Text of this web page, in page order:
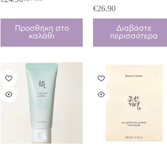
Original
was:
€27.90.
Η
τιμή
είναι:
€24.90.
Προσθήκη στο
καλάθι
€26.90
Διαβάστε
περισσότερα